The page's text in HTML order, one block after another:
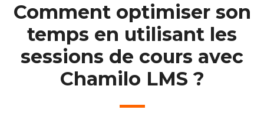
Comment optimiser son
temps en utilisant les
sessions de cours avec
Chamilo LMS ?